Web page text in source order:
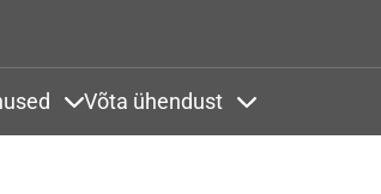
Võta ühendust